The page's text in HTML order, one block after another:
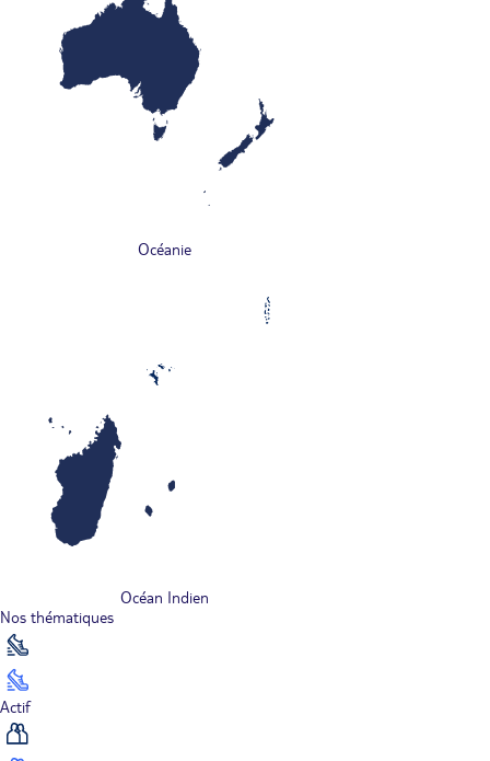
Océanie
Océan Indien
Nos thématiques
Actif